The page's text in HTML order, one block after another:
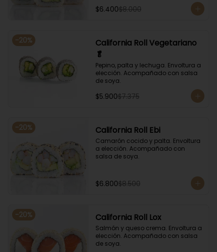
$6.400$8.000
-20%
California Roll Vegetariano
🥬
Pepino, palta y lechuga. Envoltura a
elección. Acompañado con salsa
de soya.
$5.900$7.375
-20% California Roll Ebi
Camarón cocido y palta. Envoltura
a elección. Acompañado con
salsa de soya.
$6.800$8.500
-20% California Roll Lox
Salmón y queso crema. Envoltura a
elección. Acompañado con salsa
de soya.